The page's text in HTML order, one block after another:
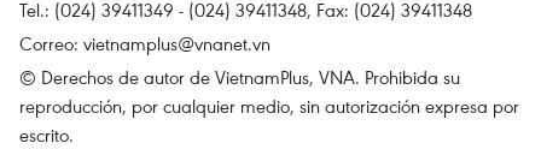
Tel.: (024) 39411349 - (024) 39411348, Fax: (024) 39411348
Correo: vietnamplus@vnanet.vn
© Derechos de autor de VietnamPlus, VNA. Prohibida su
reproducción, por cualquier medio, sin autorización expresa por
escrito.